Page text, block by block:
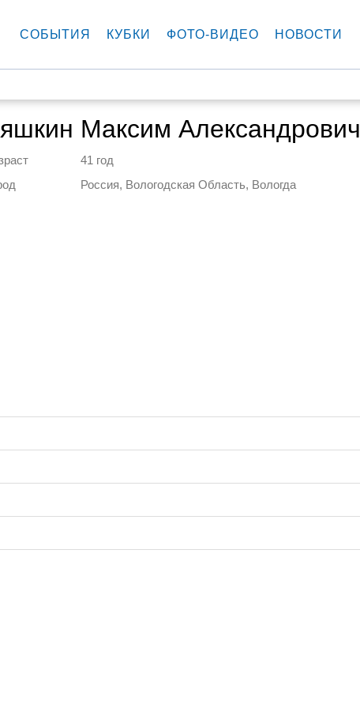
СОБЫТИЯ КУБКИ ФОТО-ВИДЕО НОВОСТИ
Максим Александрович
41 год
Россия, Вологодская Область, Вологда